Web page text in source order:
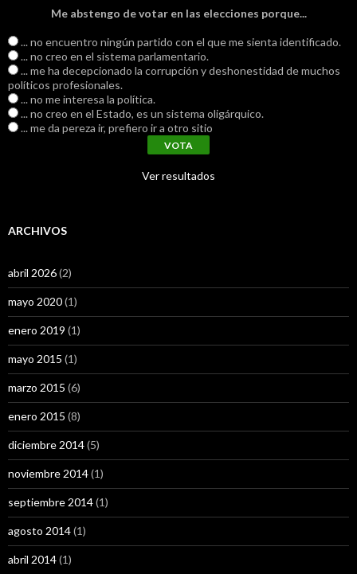
Me abstengo de votar en las elecciones porque...
... no encuentro ningún partido con el que me sienta identificado.
... no creo en el sistema parlamentario.
... me ha decepcionado la corrupción y deshonestidad de muchos
políticos profesionales.
... no me interesa la política.
... no creo en el Estado, es un sistema oligárquico.
... me da pereza ir, prefiero ir a otro sitio
Ver resultados
ARCHIVOS
abril 2026(2)
mayo 2020(1)
enero 2019 (1)
mayo 2015 (1)
marzo 2015 (6)
enero 2015 (8)
diciembre 2014(5)
noviembre 2014(1)
septiembre 2014(1)
agosto 2014(1)
abril 2014(1)